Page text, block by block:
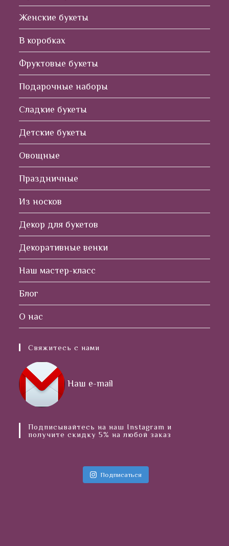
Женские букеты
В коробках
Фруктовые букеты
Подарочные наборы
Сладкие букеты
Детские букеты
Овощные
Праздничные
Из носков
Декор для букетов
Декоративные венки
Наш мастер-класс
Блог
О нас
Свяжитесь с нами
Наш e-mail
Подписывайтесь на наш Instagram и
получите скидку 5% на любой заказ
Подписаться